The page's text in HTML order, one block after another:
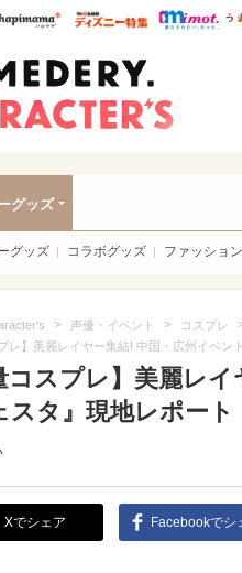
ウレぴあ総研ハピママ* ウレぴあ
グッズ
グッズ コラボグッズ ファッショ
> 声優・イベント > コスプレ
レ】美麗レイヤー集結! 中国・広州イベン
コスプレ】美麗レ
スタ』現地レポート
Xでシェア Facebookでシ